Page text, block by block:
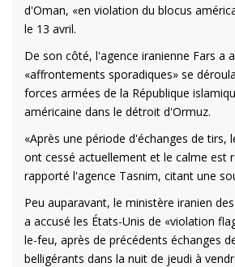
d'Oman, «en violation du blocus
le 13 avril.
De son côté, l'agence iranienne Fars a
«affrontements sporadiques» se
forces armées de la République
américaine dans le détroit d'Ormuz.
«Après une période d'échanges de tirs,
ont cessé actuellement et le calme est
rapporté l'agence Tasnim, citant une
Peu auparavant, le ministère iranien
a accusé les États-Unis de «violation
le-feu, après de précédents échanges
belligérants dans la nuit de jeudi à